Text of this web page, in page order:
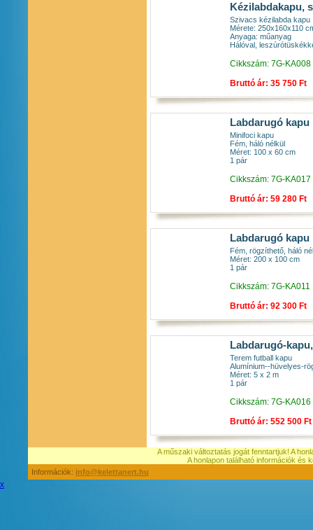
Kézilabdakapu,
Szivacs kézilabda kapu
Mérete: 250x160x110
Anyaga: műanyag
Hálóval,
Cikkszám: 7G-KA008
Bruttó ár: 35 750 Ft
Labdarugó kapu
Minifoci kapu
Fém, háló nélkül
Méret: 100 x 60 cm
1 pár
Cikkszám: 7G-KA017
Bruttó ár: 59 280 Ft
Labdarugó kapu
Fém, rögzíthető, háló
Méret: 200 x 100 cm
1 pár
Cikkszám: 7G-KA011
Bruttó ár: 92 300 Ft
Labdarugó-
Terem futball kapu
Alumínium--hüvelyes-
Méret: 5 x 2 m
1 pár
Cikkszám: 7G-KA016
Bruttó ár: 552 500 Ft
A műszaki változtatás jogát fenntartjuk! A
A honlapon található információk és
Információk: info@kelettanert.hu
x